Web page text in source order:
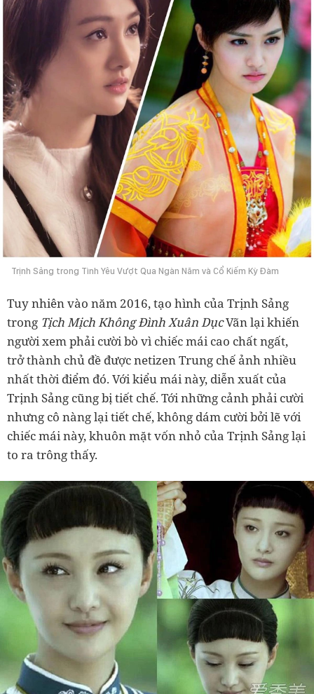
Trịnh Sảng trong Tình Yêu Vượt Qua Ngàn Năm và Cổ Kiếm Kỳ Đàm
Tuy nhiên vào năm 2016, tạo hình của Trịnh Sảng
trong Tịch Mịch Không Đình Xuân DụcVãn lại khiến
người xem phải cười bò vì chiếc mái cao chất ngất,
trở thành chủ đề được netizen Trung chế ảnh nhiều
nhất thời điểm đó. Với kiểu mái này, diễn xuất của
Trịnh Sảng cũng bị tiết chế. Tới những cảnh phải cười
nhưng cô nàng lại tiết chế, không dám cười bởi lẽ với
chiếc mái này, khuôn mặt vốn nhỏ của Trịnh Sảng lại
to ra trông thấy.